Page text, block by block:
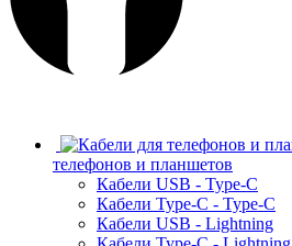
телефонов и планшетов
Кабели USB - Type-C
Кабели Type-C - Type-C
Кабели USB - Lightning